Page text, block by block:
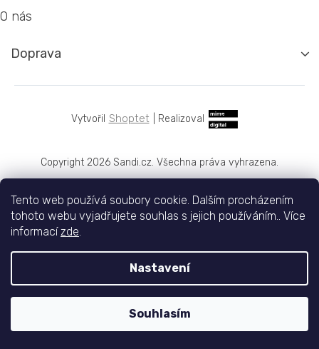
Tento web používá soubory cookie. Dalším procházením
tohoto webu vyjadřujete souhlas s jejich používáním.. Více
informacízde.
Nastavení
Souhlasím
O nás
Doprava
Shoptet Realizoval
Copyright 2026 Sandi.cz. Všechna práva vyhrazena.